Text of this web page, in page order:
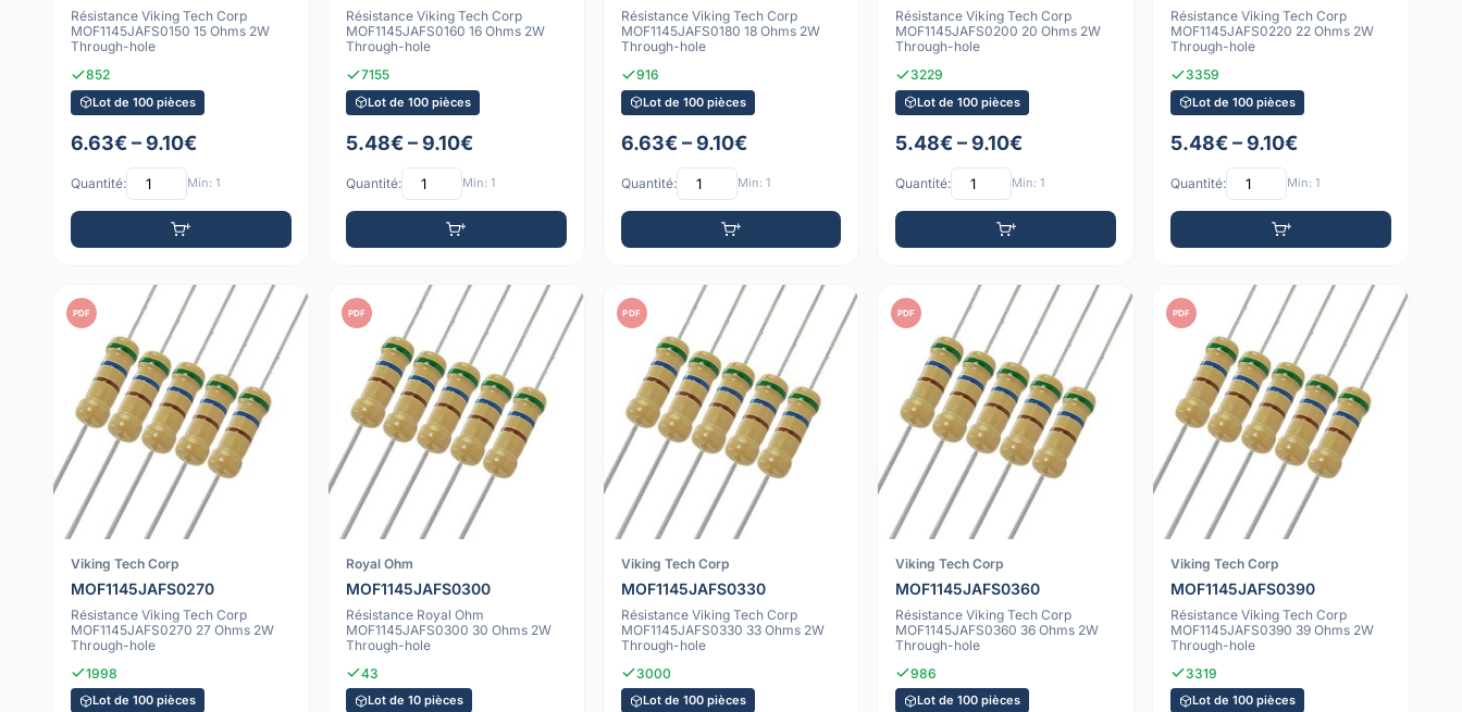
Résistance Viking Tech Corp
MOF1145JAFS0150 15 Ohms 2W
Through-hole
852
Lot de 100 pièces
6.63€ – 9.10€
Quantité: Min: 1
Résistance Viking Tech Corp
MOF1145JAFS0160 16 Ohms 2W
Through-hole
7155
Lot de 100 pièces
5.48€ – 9.10€
Quantité: Min: 1
Résistance Viking Tech Corp
MOF1145JAFS0180 18 Ohms 2W
Through-hole
916
Lot de 100 pièces
6.63€ – 9.10€
Quantité: Min: 1
Résistance Viking Tech Corp
MOF1145JAFS0200 20 Ohms 2W
Through-hole
3229
Lot de 100 pièces
5.48€ – 9.10€
Quantité: Min: 1
Résistance Viking Tech Corp
MOF1145JAFS0220 22 Ohms 2W
Through-hole
3359
Lot de 100 pièces
5.48€ – 9.10€
Quantité: Min: 1
PDF
Viking Tech Corp
MOF1145JAFS0270
Résistance Viking Tech Corp
MOF1145JAFS0270 27 Ohms 2W
Through-hole
1998
Lot de 100 pièces
PDF
Royal Ohm
MOF1145JAFS0300
Résistance Royal Ohm
MOF1145JAFS0300 30 Ohms 2W
Through-hole
43
Lot de 10 pièces
PDF
Viking Tech Corp
MOF1145JAFS0330
Résistance Viking Tech Corp
MOF1145JAFS0330 33 Ohms 2W
Through-hole
3000
Lot de 100 pièces
PDF
Viking Tech Corp
MOF1145JAFS0360
Résistance Viking Tech Corp
MOF1145JAFS0360 36 Ohms 2W
Through-hole
986
Lot de 100 pièces
PDF
Viking Tech Corp
MOF1145JAFS0390
Résistance Viking Tech Corp
MOF1145JAFS0390 39 Ohms 2W
Through-hole
3319
Lot de 100 pièces